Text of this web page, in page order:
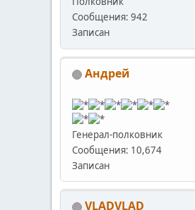
Сообщения: 942
Записан
Андрей
Генерал-полковник
Сообщения: 10,674
Записан
VLADVLAD